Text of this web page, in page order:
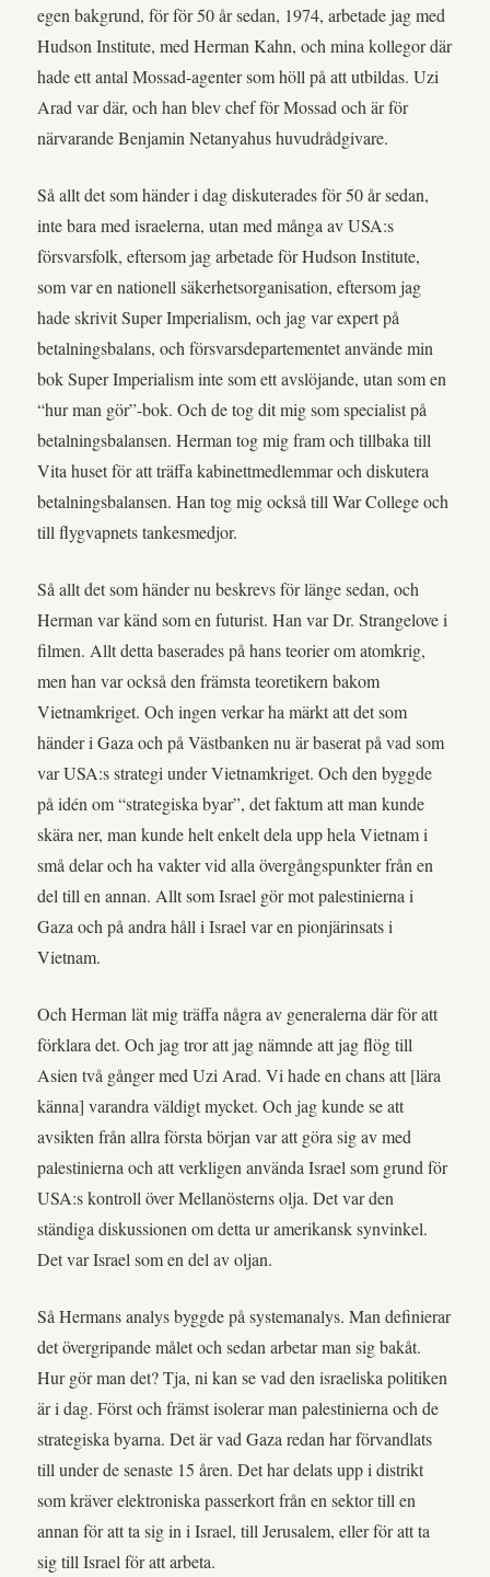
egen bakgrund, för för 50 år sedan, 1974, arbetade jag med
Hudson Institute, med Herman Kahn, och mina kollegor där
hade ett antal Mossad-agenter som höll på att utbildas. Uzi
Arad var där, och han blev chef för Mossad och är för
närvarande Benjamin Netanyahus huvudrådgivare.
Så allt det som händer i dag diskuterades för 50 år sedan,
inte bara med israelerna, utan med många av USA:s
försvarsfolk, eftersom jag arbetade för Hudson Institute,
som var en nationell säkerhetsorganisation, eftersom jag
hade skrivit Super Imperialism, och jag var expert på
betalningsbalans, och försvarsdepartementet använde min
bok Super Imperialism inte som ett avslöjande, utan som en
“hur man gör”-bok. Och de tog dit mig som specialist på
betalningsbalansen. Herman tog mig fram och tillbaka till
Vita huset för att träffa kabinettmedlemmar och diskutera
betalningsbalansen. Han tog mig också till War College och
till flygvapnets tankesmedjor.
Så allt det som händer nu beskrevs för länge sedan, och
Herman var känd som en futurist. Han var Dr. Strangelove i
filmen. Allt detta baserades på hans teorier om atomkrig,
men han var också den främsta teoretikern bakom
Vietnamkriget. Och ingen verkar ha märkt att det som
händer i Gaza och på Västbanken nu är baserat på vad som
var USA:s strategi under Vietnamkriget. Och den byggde
på idén om “strategiska byar”, det faktum att man kunde
skära ner, man kunde helt enkelt dela upp hela Vietnam i
små delar och ha vakter vid alla övergångspunkter från en
del till en annan. Allt som Israel gör mot palestinierna i
Gaza och på andra håll i Israel var en pionjärinsats i
Vietnam.
Och Herman lät mig träffa några av generalerna där för att
förklara det. Och jag tror att jag nämnde att jag flög till
Asien två gånger med Uzi Arad. Vi hade en chans att [lära
känna] varandra väldigt mycket. Och jag kunde se att
avsikten från allra första början var att göra sig av med
palestinierna och att verkligen använda Israel som grund för
USA:s kontroll över Mellanösterns olja. Det var den
ständiga diskussionen om detta ur amerikansk synvinkel.
Det var Israel som en del av oljan.
Så Hermans analys byggde på systemanalys. Man definierar
det övergripande målet och sedan arbetar man sig bakåt.
Hur gör man det? Tja, ni kan se vad den israeliska politiken
är i dag. Först och främst isolerar man palestinierna och de
strategiska byarna. Det är vad Gaza redan har förvandlats
till under de senaste 15 åren. Det har delats upp i distrikt
som kräver elektroniska passerkort från en sektor till en
annan för att ta sig in i Israel, till Jerusalem, eller för att ta
sig till Israel för att arbeta.